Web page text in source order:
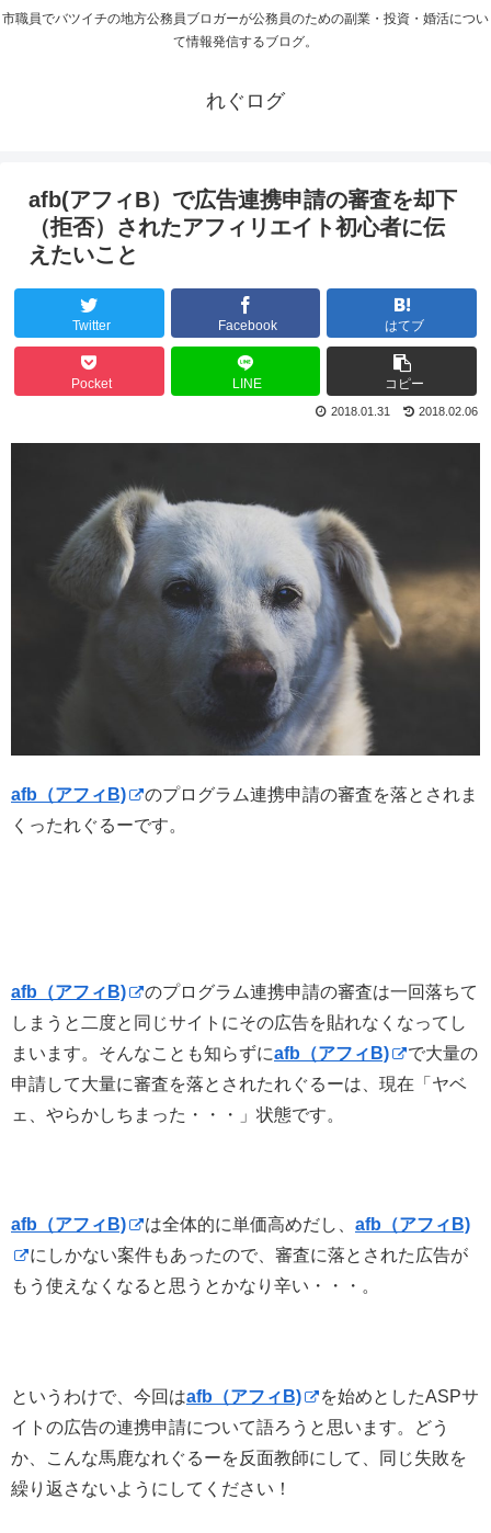
市職員でバツイチの地方公務員ブロガーが公務員のための副業・投資・婚活につい
て情報発信するブログ。
れぐログ
afb(アフィB）で広告連携申請の審査を却下
（拒否）されたアフィリエイト初心者に伝
えたいこと
Twitter Facebook はてブ
Pocket LINE コピー
2018.02.06
2018.01.31
afb（アフィB)
のプログラム連携申請の審査を落とされま
くったれぐるーです。
afb（アフィB)
のプログラム連携申請の審査は一回落ちて
しまうと二度と同じサイトにその広告を貼れなくなってし
まいます。そんなことも知らずにafb（アフィB)
で大量の
申請して大量に審査を落とされたれぐるーは、現在「ヤベ
ェ、やらかしちまった・・・」状態です。
afb（アフィB) は全体的に単価高めだし、 afb（アフィB)
にしかない案件もあったので、審査に落とされた広告が
もう使えなくなると思うとかなり辛い・・・。
というわけで、今回はafb（アフィB)
を始めとしたASPサ
イトの広告の連携申請について語ろうと思います。どう
か、こんな馬鹿なれぐるーを反面教師にして、同じ失敗を
繰り返さないようにしてください！